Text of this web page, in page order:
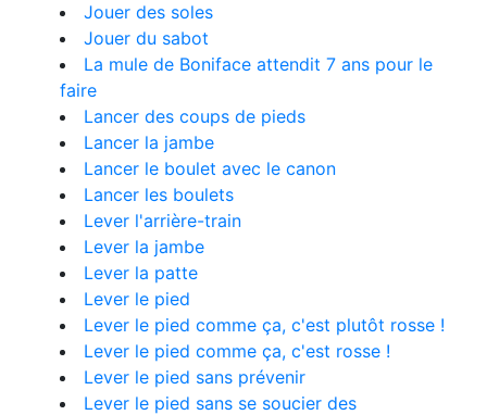
Jouer des soles
Jouer du sabot
La mule de Boniface attendit 7 ans pour le
faire
Lancer des coups de pieds
Lancer la jambe
Lancer le boulet avec le canon
Lancer les boulets
Lever l'arrière-train
Lever la jambe
Lever la patte
Lever le pied
Lever le pied comme ça, c'est plutôt rosse !
Lever le pied comme ça, c'est rosse !
Lever le pied sans prévenir
Lever le pied sans se soucier des